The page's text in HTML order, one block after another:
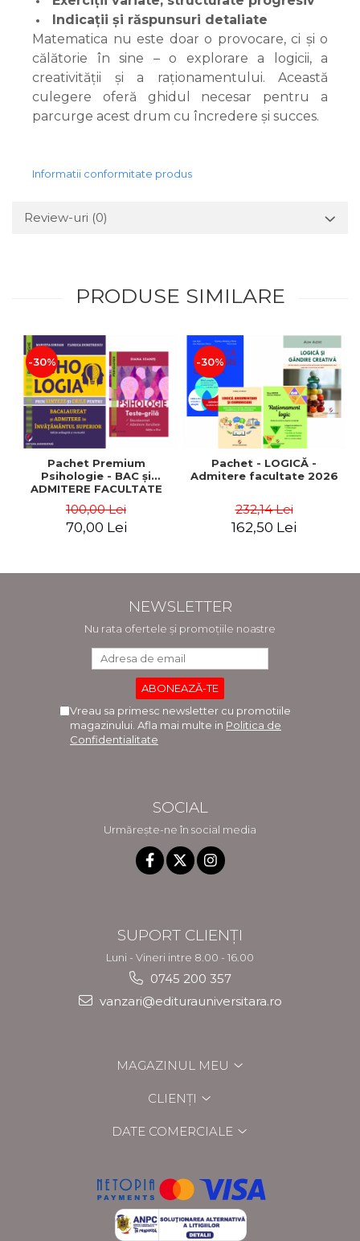
Indicații și răspunsuri detaliate
Matematica nu este doar o provocare, ci și o
călătorie în sine – o explorare a logicii, a
creativității și a raționamentului. Această
culegere oferă ghidul necesar pentru a
parcurge acest drum cu încredere și succes.
Informatii conformitate produs
Review-uri (0)
PRODUSE SIMILARE
-30%
Pachet Premium
Psihologie - BAC și
ADMITERE FACULTATE
2026
100,00 Lei
70,00 Lei
-30%
Pachet - LOGICĂ -
Admitere facultate 2026
232,14 Lei
162,50 Lei
NEWSLETTER
Nu rata ofertele și promoțiile noastre
Vreau sa primesc newsletter cu promotiile
magazinului. Afla mai multe in Politica de
Confidentialitate
SOCIAL
Urmărește-ne în social media
SUPORT CLIENȚI
Luni - Vineri intre 8.00 - 16.00
0745 200 357
vanzari@editurauniversitara.ro
MAGAZINUL MEU
CLIENȚI
DATE COMERCIALE